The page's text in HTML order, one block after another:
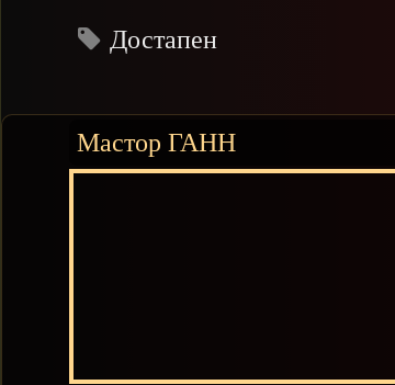
Достапен
Мастор ГАНН